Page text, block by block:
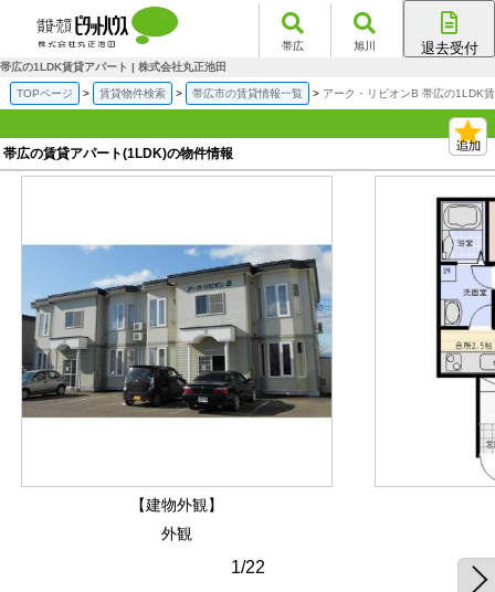
帯広 旭川 退去受付
帯広の1LDK賃貸アパート | 株式会社丸正池田
TOPページ 賃貸物件検索 帯広市の賃貸情報一覧 アーク・リビオンB 帯広の1LDK
帯広の賃貸アパート(1LDK)の物件情報
【建物外観】
外観
1/22